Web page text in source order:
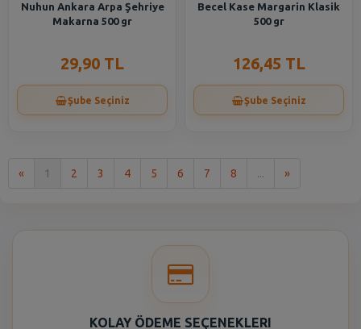
Nuhun Ankara Arpa Şehriye
Makarna 500 gr
29,90 TL
Şube Seçiniz
Becel Kase Margarin Klasik
500 gr
126,45 TL
Şube Seçiniz
« 1 2 3 4 5 6 7 8 ... »Son
KOLAY ÖDEME SEÇENEKLERI